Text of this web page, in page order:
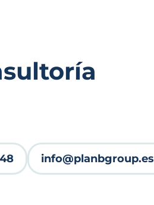
info@planbgroup.es